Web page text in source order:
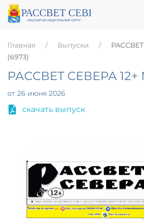
Главная Выпуски
(6973)
РАССВЕТ СЕВЕРА 12+
от 26 июня 2026
скачать выпуск